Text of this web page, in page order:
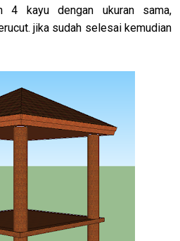
4 kayu dengan ukuran sama,
jika sudah selesai kemudian